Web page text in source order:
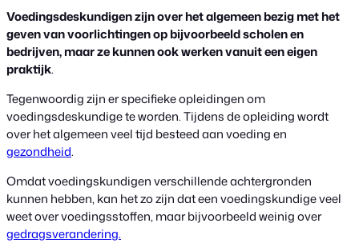
Voedingsdeskundigen zijn over het algemeen bezig met het
geven van voorlichtingen op bijvoorbeeld scholen en
bedrijven, maar ze kunnen ook werken vanuit een eigen
praktijk.
Tegenwoordig zijn er specifieke opleidingen om
voedingsdeskundige te worden. Tijdens de opleiding wordt
over het algemeen veel tijd besteed aan voeding en
gezondheid.
Omdat voedingskundigen verschillende achtergronden
kunnen hebben, kan het zo zijn dat een voedingskundige veel
weet over voedingsstoffen, maar bijvoorbeeld weinig over
gedragsverandering.